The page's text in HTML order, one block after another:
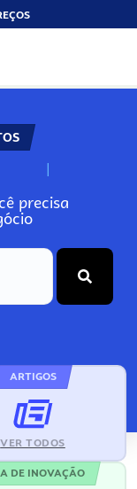
N
precisa
ARTIGOS
VER TODOS
DE INOVAÇÃO